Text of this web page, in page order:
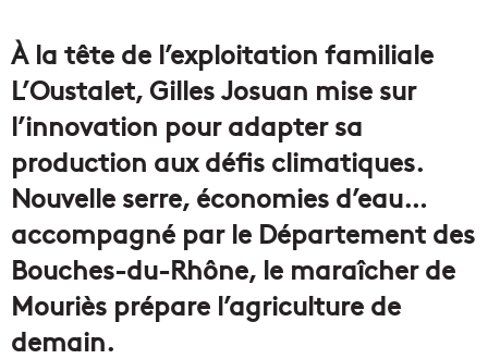
À la tête de l’exploitation familiale
L’Oustalet, Gilles Josuan mise sur
l’innovation pour adapter sa
production aux défis climatiques.
Nouvelle serre, économies d’eau…
accompagné par le Département des
Bouches-du-Rhône, le maraîcher de
Mouriès prépare l’agriculture de
demain.